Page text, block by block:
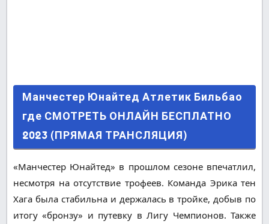
Манчестер Юнайтед Атлетик Бильбао где
СМОТРЕТЬ ОНЛАЙН БЕСПЛАТНО 2023
(ПРЯМАЯ ТРАНСЛЯЦИЯ)
Манчестер Юнайтед Атлетик Бильбао
где СМОТРЕТЬ ОНЛАЙН БЕСПЛАТНО
2023 (ПРЯМАЯ ТРАНСЛЯЦИЯ)
«Манчестер Юнайтед» в прошлом сезоне впечатлил,
несмотря на отсутствие трофеев. Команда Эрика тен
Хага была стабильна и держалась в тройке, добыв по
итогу «бронзу» и путевку в Лигу Чемпионов. Также